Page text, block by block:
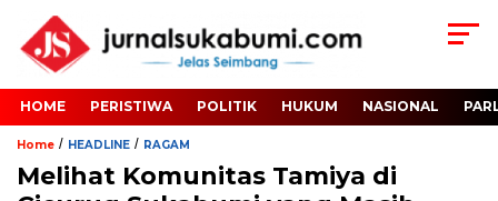
HOME PERISTIWA POLITIK HUKUM NASIONAL
Home / HEADLINE / RAGAM
Melihat Komunitas Tamiya di